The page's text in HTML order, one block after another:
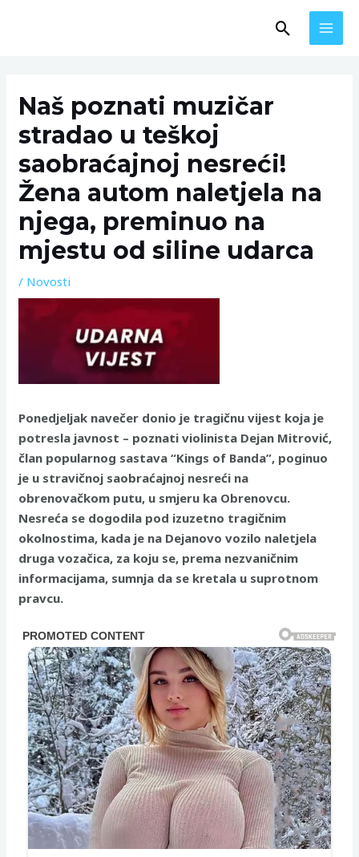
Search
Naš poznati muzičar
stradao u teškoj
saobraćajnoj nesreći!
Žena autom naletjela na
njega, preminuo na
mjestu od siline udarca
/ Novosti
Ponedjeljak navečer donio je tragičnu vijest koja je
potresla javnost – poznati violinista Dejan Mitrović,
član popularnog sastava “Kings of Banda”, poginuo
je u stravičnoj saobraćajnoj nesreći na
obrenovačkom putu, u smjeru ka Obrenovcu.
Nesreća se dogodila pod izuzetno tragičnim
okolnostima, kada je na Dejanovo vozilo naletjela
druga vozačica, za koju se, prema nezvaničnim
informacijama, sumnja da se kretala u suprotnom
pravcu.